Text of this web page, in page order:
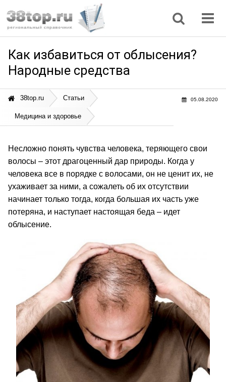
Как избавиться от облысения?
Народные средства
05.08.2020
38top.ru Статьи
Медицина и здоровье
Несложно понять чувства человека, теряющего свои
волосы – этот драгоценный дар природы. Когда у
человека все в порядке с волосами, он не ценит их, не
ухаживает за ними, а сожалеть об их отсутствии
начинает только тогда, когда большая их часть уже
потеряна, и наступает настоящая беда – идет
облысение.